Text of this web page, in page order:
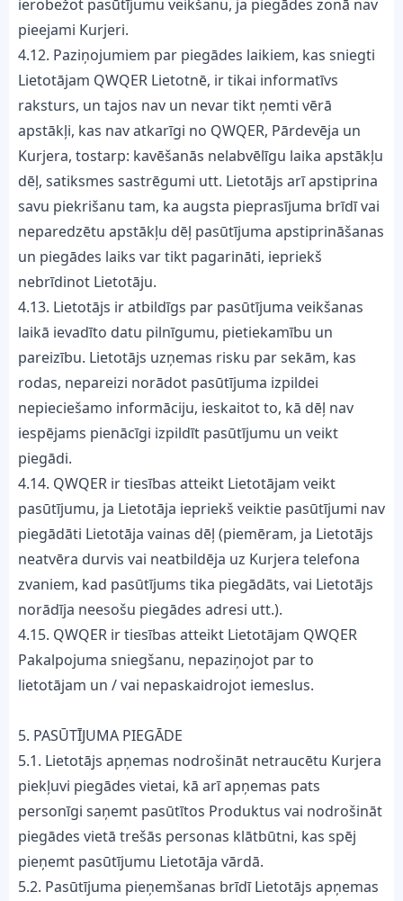
ierobežot pasūtījumu veikšanu, ja piegādes zonā nav
pieejami Kurjeri.
4.12. Paziņojumiem par piegādes laikiem, kas sniegti
Lietotājam QWQER Lietotnē, ir tikai informatīvs
raksturs, un tajos nav un nevar tikt ņemti vērā
apstākļi, kas nav atkarīgi no QWQER, Pārdevēja un
Kurjera, tostarp: kavēšanās nelabvēlīgu laika apstākļu
dēļ, satiksmes sastrēgumi utt. Lietotājs arī apstiprina
savu piekrišanu tam, ka augsta pieprasījuma brīdī vai
neparedzētu apstākļu dēļ pasūtījuma apstiprināšanas
un piegādes laiks var tikt pagarināti, iepriekš
nebrīdinot Lietotāju.
4.13. Lietotājs ir atbildīgs par pasūtījuma veikšanas
laikā ievadīto datu pilnīgumu, pietiekamību un
pareizību. Lietotājs uzņemas risku par sekām, kas
rodas, nepareizi norādot pasūtījuma izpildei
nepieciešamo informāciju, ieskaitot to, kā dēļ nav
iespējams pienācīgi izpildīt pasūtījumu un veikt
piegādi.
4.14. QWQER ir tiesības atteikt Lietotājam veikt
pasūtījumu, ja Lietotāja iepriekš veiktie pasūtījumi nav
piegādāti Lietotāja vainas dēļ (piemēram, ja Lietotājs
neatvēra durvis vai neatbildēja uz Kurjera telefona
zvaniem, kad pasūtījums tika piegādāts, vai Lietotājs
norādīja neesošu piegādes adresi utt.).
4.15. QWQER ir tiesības atteikt Lietotājam QWQER
Pakalpojuma sniegšanu, nepaziņojot par to
lietotājam un / vai nepaskaidrojot iemeslus.
5. PASŪTĪJUMA PIEGĀDE
5.1. Lietotājs apņemas nodrošināt netraucētu Kurjera
piekļuvi piegādes vietai, kā arī apņemas pats
personīgi saņemt pasūtītos Produktus vai nodrošināt
piegādes vietā trešās personas klātbūtni, kas spēj
pieņemt pasūtījumu Lietotāja vārdā.
5.2. Pasūtījuma pieņemšanas brīdī Lietotājs apņemas